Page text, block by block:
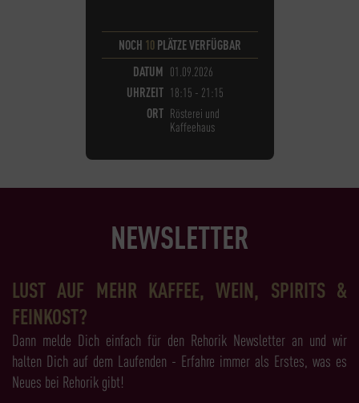
NOCH 10PLÄTZE VERFÜGBAR
DATUM 01.09.2026
UHRZEIT 18:15 - 21:15
ORT Rösterei und
Kaffeehaus
NEWSLETTER
LUST AUF MEHR KAFFEE, WEIN, SPIRITS &
FEINKOST?
Dann melde Dich einfach für den Rehorik Newsletter an und wir
halten Dich auf dem Laufenden - Erfahre immer als Erstes, was es
Neues bei Rehorik gibt!